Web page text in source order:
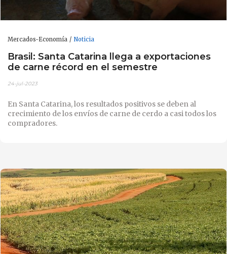
Mercados-Economía Noticia
Brasil: Santa Catarina llega a exportaciones
de carne récord en el semestre
24-jul-2023
En Santa Catarina, los resultados positivos se deben al
crecimiento de los envíos de carne de cerdo a casi todos los
compradores.